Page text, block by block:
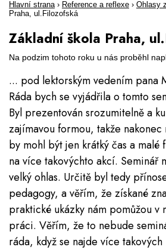
Hlavní strana › Reference a reflexe › Ohlasy
Praha, ul.Filozofská
Základní škola Praha,
Na podzim tohoto roku u nás proběhl
... pod lektorským vedením pana
Ráda bych se vyjádřila o tomto
Byl prezentován srozumitelně a
zajímavou formou, takže nakonec
by mohl být jen krátký čas a malé
na více takovýchto akcí. Seminář
velký ohlas. Určitě byl tedy
pedagogy, a věřím, že získané
praktické ukázky nám pomůžou v
práci. Věřím, že to nebude
ráda, když se najde více takových